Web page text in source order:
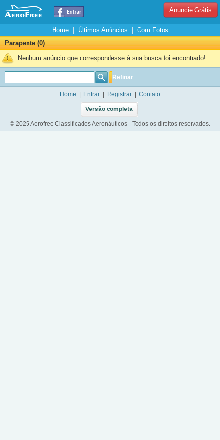
Anuncie Grátis
Home| Últimos Anúncios
Com Fotos
Parapente (0)
Nenhum anúncio que correspondesse à sua busca foi encontrado!
Refinar
Home Entrar Registrar Contato
Versão completa
© 2025 Aerofree Classificados Aeronáuticos - Todos os direitos reservados.